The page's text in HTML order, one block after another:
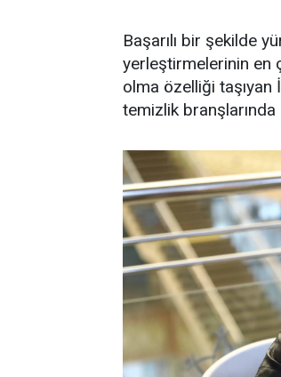
Başarılı bir şekilde
yerleştirmelerinin en
olma özelliği taşıyan
temizlik